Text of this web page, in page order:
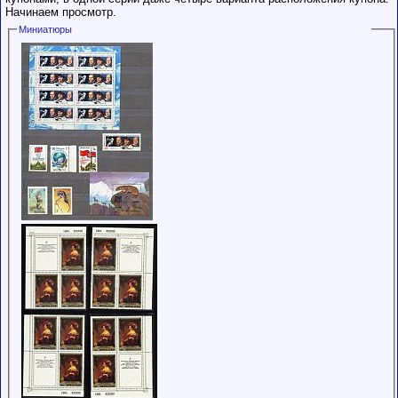
Начинаем просмотр.
Миниатюры